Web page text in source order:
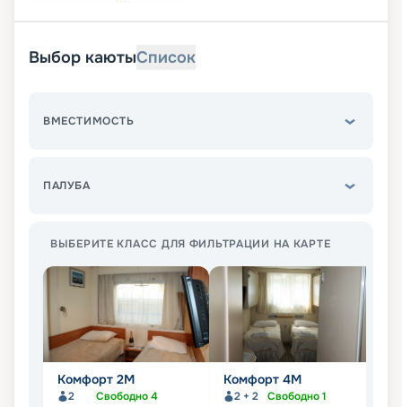
Выбор каютыСписок
ВМЕСТИМОСТЬ
ПАЛУБА
ВЫБЕРИТЕ КЛАСС ДЛЯ ФИЛЬТРАЦИИ НА КАРТЕ
Комфорт 2M
2 Свободно4
Комфорт 4M
2 + 2 Свободно1